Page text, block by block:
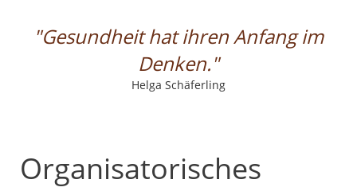
"Gesundheit hat ihren Anfang im
Denken."
Helga Schäferling
Organisatorisches